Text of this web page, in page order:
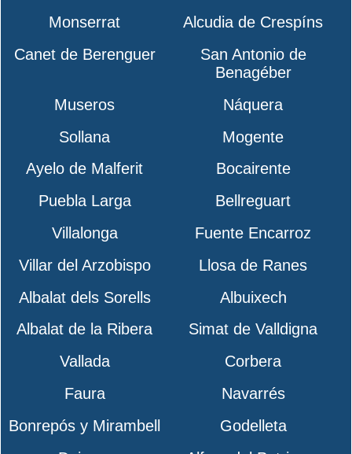
Monserrat
Alcudia de Crespíns
Canet de Berenguer
San Antonio de
Benagéber
Museros
Náquera
Sollana
Mogente
Ayelo de Malferit
Bocairente
Puebla Larga
Bellreguart
Villalonga
Fuente Encarroz
Villar del Arzobispo
Llosa de Ranes
Albalat dels Sorells
Albuixech
Albalat de la Ribera
Simat de Valldigna
Vallada
Corbera
Faura
Navarrés
Bonrepós y Mirambell
Godelleta